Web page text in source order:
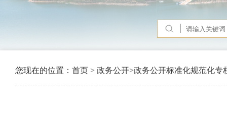
您现在的位置： 首页 > 政务公开>政务公开标准化规范化专